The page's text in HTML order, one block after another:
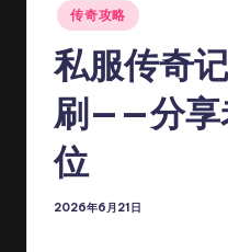
服
发
布
网
_
传
Posted
in
传奇攻略
私服传奇
刷——分享
位
2026年6月21日